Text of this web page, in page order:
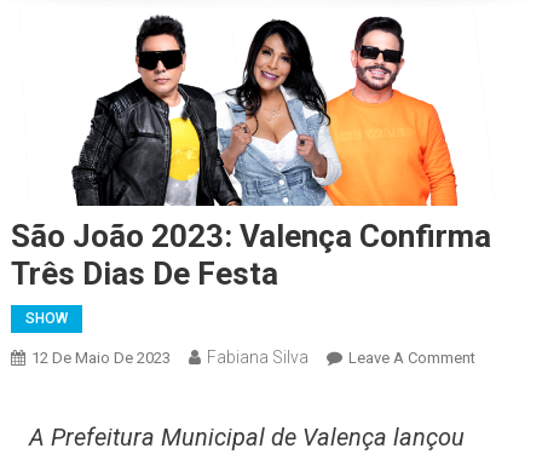
São João 2023: Valença Confirma
Três Dias De Festa
SHOW
12 De Maio De 2023 Fabiana Silva Leave A CommentOn
A Prefeitura Municipal de Valença lançou